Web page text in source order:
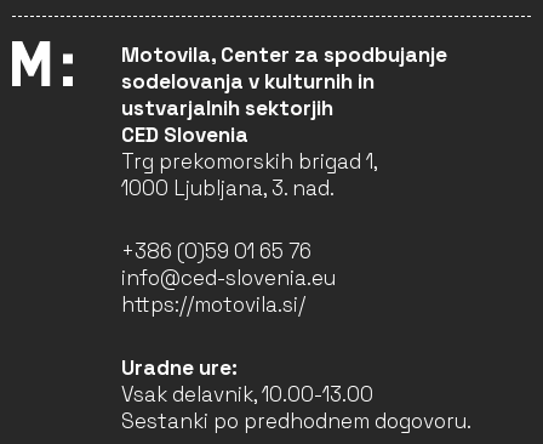
Motovila, Center za spodbujanje
sodelovanja v kulturnih in
ustvarjalnih sektorjih
CED Slovenia
Trg prekomorskih brigad 1,
1000 Ljubljana, 3. nad.
+386 (0)59 01 65 76
info@ced-slovenia.eu
https://motovila.si/
Uradne ure:
Vsak delavnik, 10.00-13.00
Sestanki po predhodnem dogovoru.